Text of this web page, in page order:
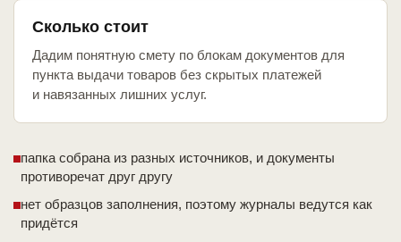
Сколько стоит
Дадим понятную смету по блокам документов для
пункта выдачи товаров без скрытых платежей
и навязанных лишних услуг.
папка собрана из разных источников, и документы
противоречат друг другу
нет образцов заполнения, поэтому журналы ведутся как
придётся